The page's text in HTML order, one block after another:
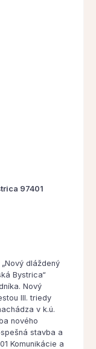
97401
dláždený
Bystrica“
Nový
III. triedy
v k.ú.
nového
stavba a
Komunikácie a